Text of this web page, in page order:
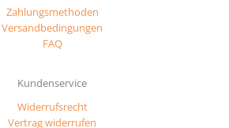
Zahlungsmethoden
Versandbedingungen
FAQ
Kundenservice
Widerrufsrecht
Vertrag widerrufen